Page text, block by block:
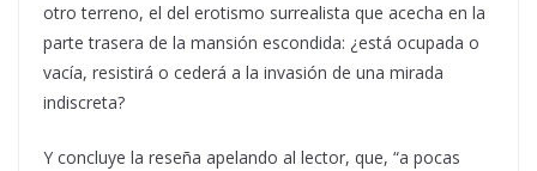
otro terreno, el del erotismo surrealista que acecha en la
parte trasera de la mansión escondida: ¿está ocupada o
vacía, resistirá o cederá a la invasión de una mirada
indiscreta?
Y concluye la reseña apelando al lector, que, “a pocas